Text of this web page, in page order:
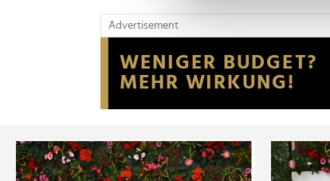
Wir verwenden
Website an unsere
möglicherweise mit
der Dienste gesammelt
Advertisement